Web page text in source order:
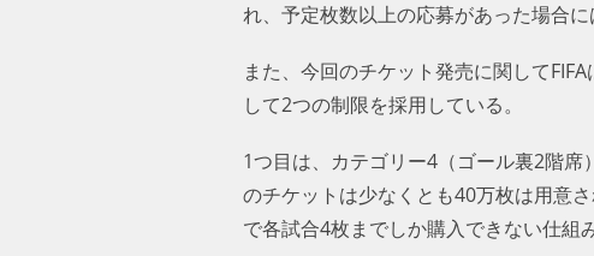
れ、予定枚数以上の応募があった場合に
また、今回のチケット発売に関して
して2つの制限を採用している。
1つ目は、カテゴリー4（ゴール裏2階
のチケットは少なくとも40万枚は用意
で各試合4枚までしか購入できない仕組